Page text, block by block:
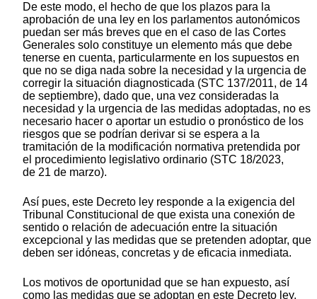
De este modo, el hecho de que los plazos para la
aprobación de una ley en los parlamentos autonómicos
puedan ser más breves que en el caso de las Cortes
Generales solo constituye un elemento más que debe
tenerse en cuenta, particularmente en los supuestos en
que no se diga nada sobre la necesidad y la urgencia de
corregir la situación diagnosticada (STC 137/2011, de 14
de septiembre), dado que, una vez consideradas la
necesidad y la urgencia de las medidas adoptadas, no es
necesario hacer o aportar un estudio o pronóstico de los
riesgos que se podrían derivar si se espera a la
tramitación de la modificación normativa pretendida por
el procedimiento legislativo ordinario (STC 18/2023,
de 21 de marzo).
Así pues, este Decreto ley responde a la exigencia del
Tribunal Constitucional de que exista una conexión de
sentido o relación de adecuación entre la situación
excepcional y las medidas que se pretenden adoptar, que
deben ser idóneas, concretas y de eficacia inmediata.
Los motivos de oportunidad que se han expuesto, así
como las medidas que se adoptan en este Decreto ley,